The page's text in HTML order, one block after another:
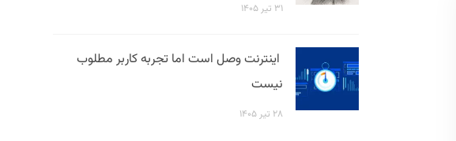
۳۱ تیر ۱۴۰۵
اینترنت وصل است اما تجربه کاربر مطلوب
نیست
۲۸ تیر ۱۴۰۵